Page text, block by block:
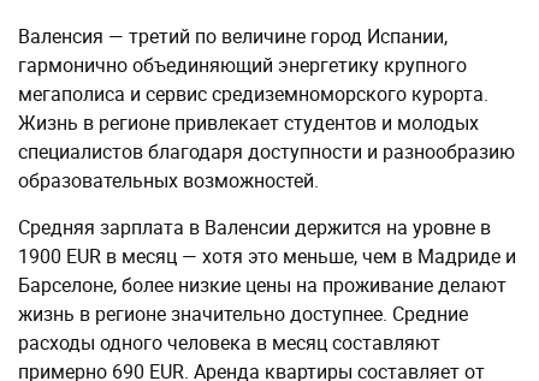
Валенсия — третий по величине город Испании,
гармонично объединяющий энергетику крупного
мегаполиса и сервис средиземноморского курорта.
Жизнь в регионе привлекает студентов и молодых
специалистов благодаря доступности и разнообразию
образовательных возможностей.
Средняя зарплата в Валенсии держится на уровне в
1900 EUR в месяц — хотя это меньше, чем в Мадриде и
Барселоне, более низкие цены на проживание делают
жизнь в регионе значительно доступнее. Средние
расходы одного человека в месяц составляют
примерно 690 EUR. Аренда квартиры составляет от